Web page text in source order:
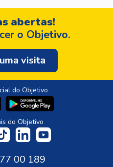
abertas!
o Objetivo.
visita
do Objetivo
do Objetivo
00 189